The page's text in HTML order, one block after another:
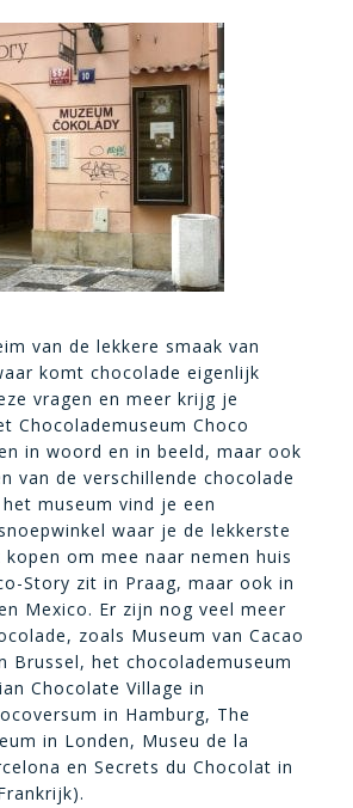
van de lekkere smaak van
komt chocolade eigenlijk
vragen en meer krijg je
Chocolademuseum Choco
in woord en in beeld, maar ook
van de verschillende chocolade
museum vind je een
waar je de lekkerste
om mee naar nemen huis
Story zit in Praag, maar ook in
Mexico. Er zijn nog veel meer
zoals Museum van Cacao
Brussel, het chocolademuseum
Chocolate Village in
in Hamburg, The
in Londen, Museu de la
en Secrets du Chocolat in